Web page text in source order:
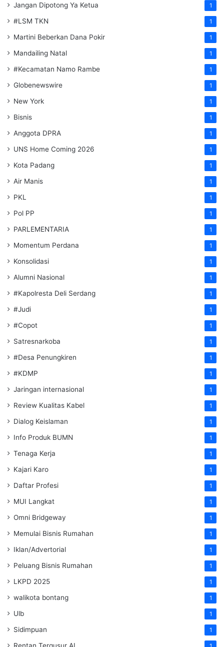
Jangan Dipotong Ya Ketua 1
#LSM TKN 1
Martini Beberkan Dana Pokir 1
Mandailing Natal 1
#Kecamatan Namo Rambe 1
Globenewswire 1
New York 1
Bisnis 1
Anggota DPRA 1
UNS Home Coming 2026 1
Kota Padang 1
Air Manis 1
PKL 1
Pol PP 1
PARLEMENTARIA 1
Momentum Perdana 1
Konsolidasi 1
Alumni Nasional 1
#Kapolresta Deli Serdang 1
#Judi 1
#Copot 1
Satresnarkoba 1
#Desa Penungkiren 1
#KDMP 1
Jaringan internasional 1
Review Kualitas Kabel 1
Dialog Keislaman 1
Info Produk BUMN 1
Tenaga Kerja 1
Kajari Karo 1
Daftar Profesi 1
MUI Langkat 1
Omni Bridgeway 1
Memulai Bisnis Rumahan 1
Iklan/Advertorial 1
Peluang Bisnis Rumahan 1
LKPD 2025 1
walikota bontang 1
Ulb 1
Sidimpuan 1